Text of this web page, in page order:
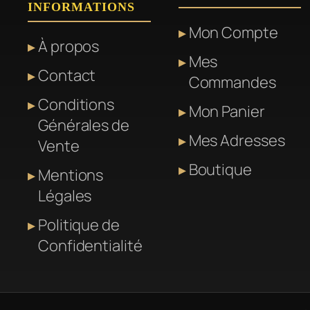
peuvent
être
choisies
sur
la
page
du
être
sur
page
du
INFORMATIONS
À propos
Contact
Conditions
Générales de
Vente
Mentions
Légales
Politique de
Confidentialité
Mon Compte
Mes
Commandes
Mon Panier
Mes Adresses
Boutique